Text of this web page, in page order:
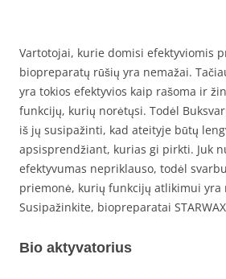
Vartotojai, kurie domisi efektyviomis
biopreparatų rūšių yra nemažai.
yra tokios efektyvios kaip rašoma ir
funkcijų, kurių norėtųsi. Todėl
iš jų susipažinti, kad ateityje būtų
apsisprendžiant, kurias gi pirkti. Juk
efektyvumas nepriklauso, todėl
priemonė, kurių funkcijų atlikimui yra
Susipažinkite, biopreparatai
Bio aktyvatorius